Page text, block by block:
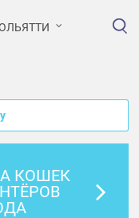
КОШЕК